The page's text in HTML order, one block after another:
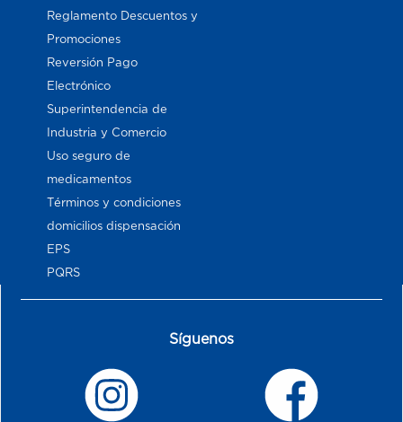
Reglamento Descuentos y
Promociones
Reversión Pago
Electrónico
Superintendencia de
Industria y Comercio
Uso seguro de
medicamentos
Términos y condiciones
domicilios dispensación
EPS
PQRS
Síguenos